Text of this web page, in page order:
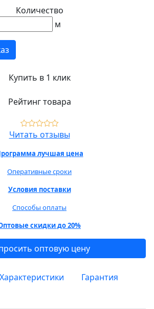
Количество
м
Купить в 1 клик
Рейтинг товара
Читать отзывы
лучшая цена
Оперативные сроки
Условия поставки
Способы оплаты
скидки до 20%
оптовую цену
Характеристики
Гарантия